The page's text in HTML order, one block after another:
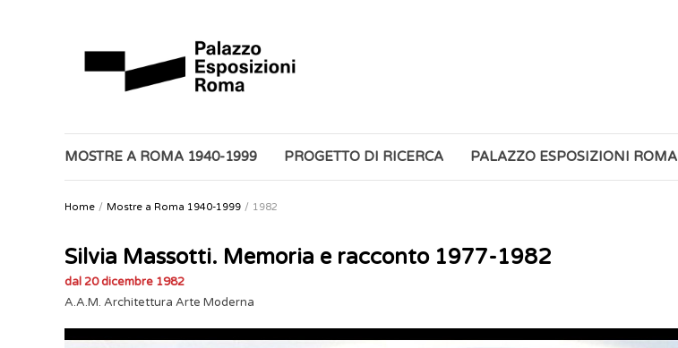
MOSTRE A ROMA 1940-1999 PROGETTO DI RICERCA PALAZZO ESPOSIZIONI ROMA
Home Mostre a Roma 1940-1999 1982
Silvia Massotti. Memoria e racconto 1977-1982
dal 20 dicembre 1982
A.A.M. Architettura Arte Moderna